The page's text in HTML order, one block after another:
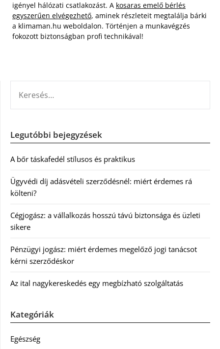
igényel hálózati csatlakozást. A kosaras emelő bérlés
egyszerűen elvégezhető, aminek részleteit megtalálja bárki
a klimaman.hu weboldalon. Történjen a munkavégzés
fokozott biztonságban profi technikával!
Legutóbbi bejegyzések
A bőr táskafedél stílusos és praktikus
Ügyvédi díj adásvételi szerződésnél: miért érdemes rá
költeni?
Cégjogász: a vállalkozás hosszú távú biztonsága és üzleti
sikere
Pénzügyi jogász: miért érdemes megelőző jogi tanácsot
kérni szerződéskor
Az ital nagykereskedés egy megbízható szolgáltatás
Kategóriák
Egészség